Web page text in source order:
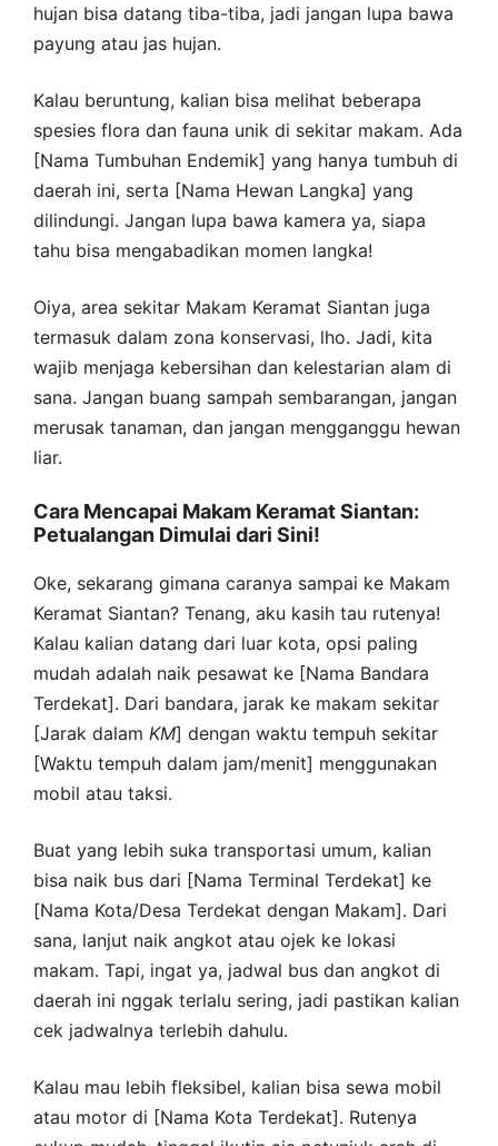
hujan bisa datang tiba-tiba, jadi jangan lupa bawa
payung atau jas hujan.
Kalau beruntung, kalian bisa melihat beberapa
spesies flora dan fauna unik di sekitar makam. Ada
[Nama Tumbuhan Endemik] yang hanya tumbuh di
daerah ini, serta [Nama Hewan Langka] yang
dilindungi. Jangan lupa bawa kamera ya, siapa
tahu bisa mengabadikan momen langka!
Oiya, area sekitar Makam Keramat Siantan juga
termasuk dalam zona konservasi, lho. Jadi, kita
wajib menjaga kebersihan dan kelestarian alam di
sana. Jangan buang sampah sembarangan, jangan
merusak tanaman, dan jangan mengganggu hewan
liar.
Cara Mencapai Makam Keramat Siantan:
Petualangan Dimulai dari Sini!
Oke, sekarang gimana caranya sampai ke Makam
Keramat Siantan? Tenang, aku kasih tau rutenya!
Kalau kalian datang dari luar kota, opsi paling
mudah adalah naik pesawat ke [Nama Bandara
Terdekat]. Dari bandara, jarak ke makam sekitar
[Jarak dalam KM] dengan waktu tempuh sekitar
[Waktu tempuh dalam jam/menit] menggunakan
mobil atau taksi.
Buat yang lebih suka transportasi umum, kalian
bisa naik bus dari [Nama Terminal Terdekat] ke
[Nama Kota/Desa Terdekat dengan Makam]. Dari
sana, lanjut naik angkot atau ojek ke lokasi
makam. Tapi, ingat ya, jadwal bus dan angkot di
daerah ini nggak terlalu sering, jadi pastikan kalian
cek jadwalnya terlebih dahulu.
Kalau mau lebih fleksibel, kalian bisa sewa mobil
atau motor di [Nama Kota Terdekat]. Rutenya